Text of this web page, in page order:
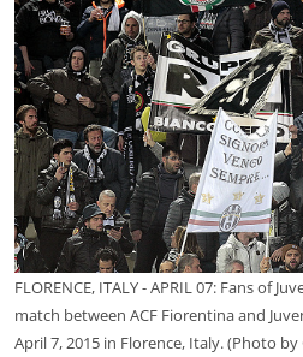
FLORENCE, ITALY - APRIL 07: Fans of
match between ACF Fiorentina and
April 7, 2015 in Florence, Italy. (Photo